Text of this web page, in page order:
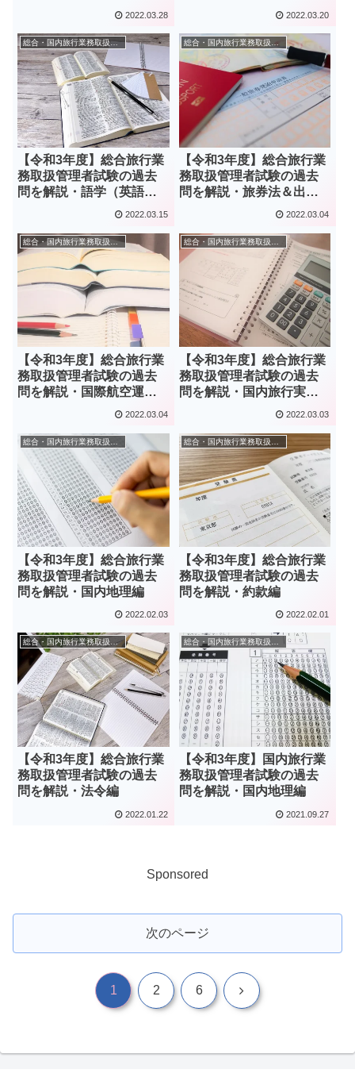
2022.03.28 2022.03.20
総合・国内旅行業務取扱管理者
【令和3年度】総合旅行業
務取扱管理者試験の過去
問を解説・語学（英語）
2022.03.15
【令和3年度】総合旅行業
務取扱管理者試験の過去
問を解説・旅券法＆出入
2022.03.04
総合・国内旅行業務取扱管理者
【令和3年度】総合旅行業
務取扱管理者試験の過去
問を解説・国際航空運賃
2022.03.04
総合・国内旅行業務取扱管理者
【令和3年度】総合旅行業
務取扱管理者試験の過去
問を解説・国内旅行実務
2022.03.03
【令和3年度】総合旅行業
務取扱管理者試験の過去
問を解説・国内地理編
2022.02.03
【令和3年度】総合旅行業
務取扱管理者試験の過去
問を解説・約款編
2022.02.01
総合・国内旅行業務取扱管理者
【令和3年度】総合旅行業
務取扱管理者試験の過去
問を解説・法令編
2022.01.22
【令和3年度】国内旅行業
務取扱管理者試験の過去
問を解説・国内地理編
2021.09.27
Sponsored
次のページ
1 2 6 次